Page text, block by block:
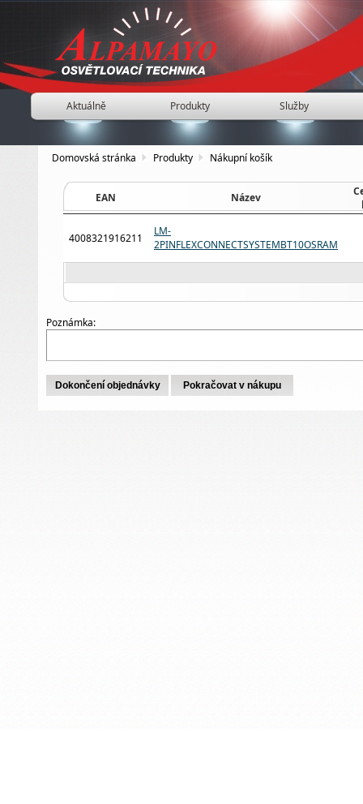
Aktuálně Produkty Služby
Domovská stránka Produkty Nákupní košík
EAN Název
4008321916211
LM-
2PINFLEXCONNECTSYSTEMBT10OSRAM
Poznámka: